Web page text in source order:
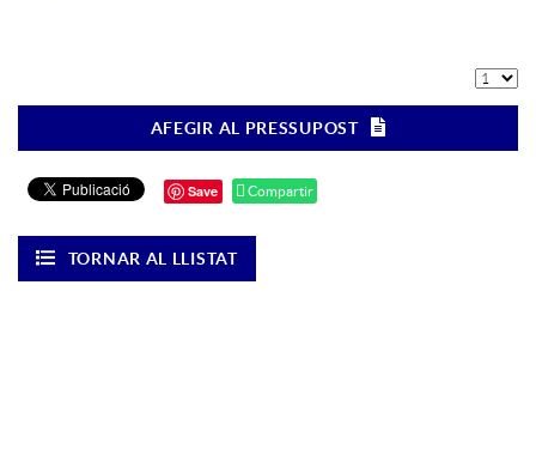
AFEGIR AL PRESSUPOST
Save Compartir
TORNAR AL LLISTAT